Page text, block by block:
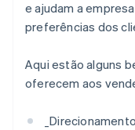
e ajudam a
preferências dos
Aqui estão alguns
oferecem aos
_